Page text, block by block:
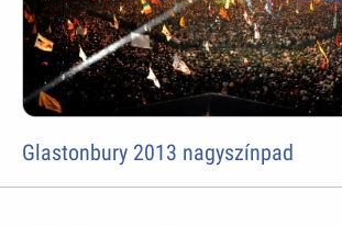
Glastonbury 2013 nagyszínpad